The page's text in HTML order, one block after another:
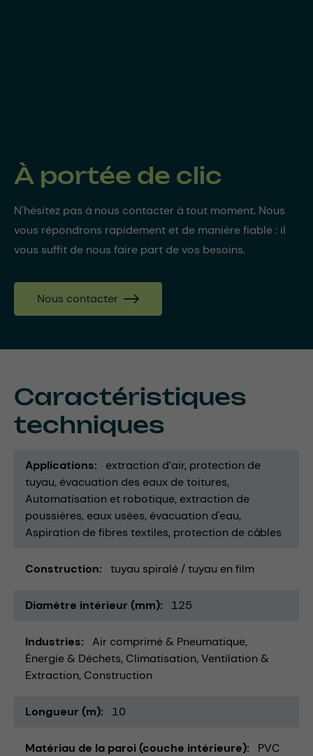
À portée de clic
N'hésitez pas à nous contacter à tout moment. Nous
vous répondrons rapidement et de manière fiable : il
vous suffit de nous faire part de vos besoins.
Nous contacter
Caractéristiques
techniques
Applications extraction d’air protection de
tuyau évacuation des eaux de toitures
Automatisation et robotique extraction de
poussières eaux usées évacuation d'eau
Aspiration de fibres textiles protection de câbles
Construction tuyau spiralé / tuyau en film
Diamètre intérieur (mm) 125
Industries
Air comprimé & Pneumatique
Énergie & Déchets Climatisation, Ventilation &
Extraction Construction
Longueur (m) 10
Matériau de la paroi (couche intérieure)
PVC